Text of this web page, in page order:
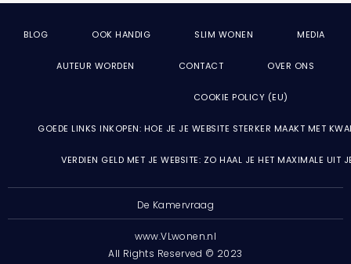
BLOG OOK HANDIG SLIM WONEN MEDIA
AUTEUR WORDEN CONTACT OVER ONS
COOKIE POLICY (EU)
GOEDE LINKS INKOPEN: HOE JE JE WEBSITE STERKER MAAKT MET
VERDIEN GELD MET JE WEBSITE: ZO HAAL JE HET MAXIMALE UIT
De Kamervraag
www.VLwonen.nl
All Rights Reserved © 2023